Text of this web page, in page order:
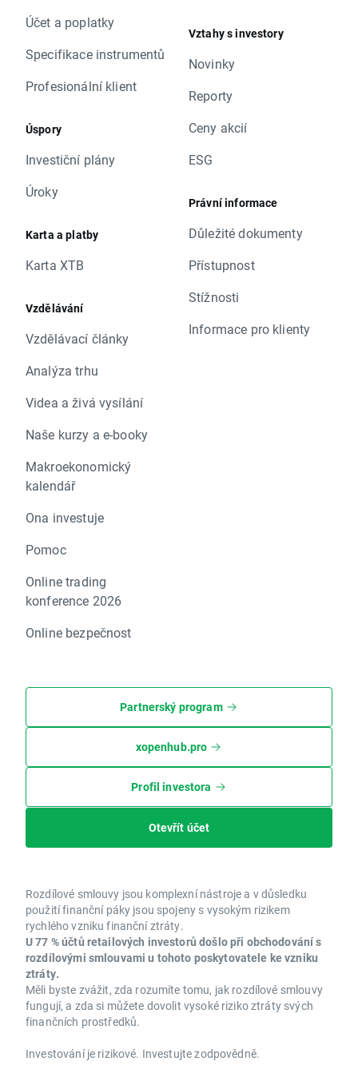
Účet a poplatky
Specifikace instrumentů
Profesionální klient
Úspory
Investiční plány
Úroky
Karta a platby
Karta XTB
Vzdělávání
Vzdělávací články
Analýza trhu
Videa a živá vysílání
Naše kurzy a e-booky
Makroekonomický
kalendář
Ona investuje
Pomoc
Online trading
konference 2026
Online bezpečnost
Vztahy s investory
Novinky
Reporty
Ceny akcií
ESG
Právní informace
Důležité dokumenty
Přístupnost
Stížnosti
Informace pro klienty
Partnerský program
xopenhub.pro
Profil investora
Otevřít účet
Rozdílové smlouvy jsou komplexní nástroje a v důsledku
použití finanční páky jsou spojeny s vysokým rizikem
rychlého vzniku finanční ztráty.
U 77 % účtů retailových investorů došlo při obchodování s
rozdílovými smlouvami u tohoto poskytovatele ke vzniku
ztráty.
Měli byste zvážit, zda rozumíte tomu, jak rozdílové smlouvy
fungují, a zda si můžete dovolit vysoké riziko ztráty svých
finančních prostředků.
Investování je rizikové. Investujte zodpovědně.